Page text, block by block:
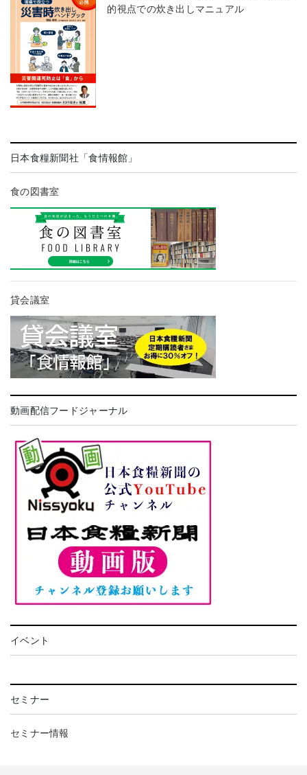
的視点での炊き出しマニュアル
日本食糧新聞社「食情報館」
食の図書室
貸会議室
動画配信フードジャーナル
イベント
セミナー
セミナー情報